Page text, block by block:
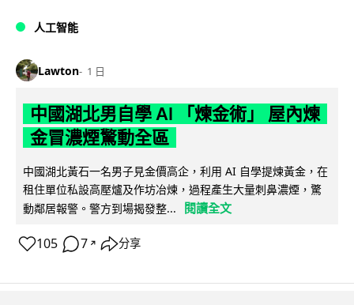
人工智能
Lawton 1 日
中國湖北男自學 AI 「煉金術」 屋內煉
金冒濃煙驚動全區
中國湖北黃石一名男子見金價高企，利用 AI 自學提煉黃金，在
租住單位私設高壓爐及作坊冶煉，過程產生大量刺鼻濃煙，驚
動鄰居報警。警方到場揭發整...
閱讀全文
105 7 ↗ 分享